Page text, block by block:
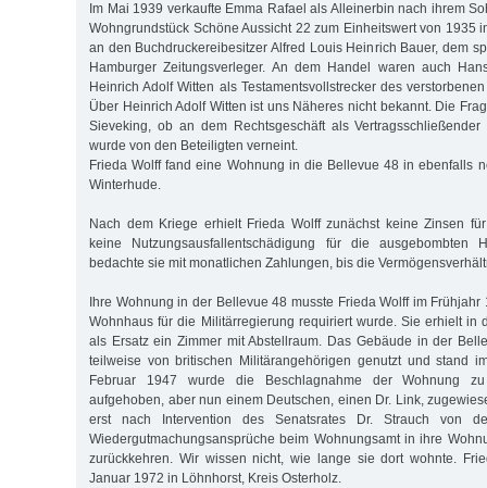
Im Mai 1939 verkaufte Emma Rafael als Alleinerbin nach ihrem
Wohngrundstück Schöne Aussicht 22 zum Einheitswert von 1935
an den Buchdruckereibesitzer Alfred Louis Heinrich Bauer, dem
Hamburger Zeitungsverleger. An dem Handel waren auch
Heinrich Adolf Witten als Testamentsvollstrecker des
Über Heinrich Adolf Witten ist uns Näheres nicht bekannt. Die
Sieveking, ob an dem Rechtsgeschäft als
wurde von den Beteiligten verneint.
Frieda Wolff fand eine Wohnung in die Bellevue 48 in ebenfalls
Winterhude.
Nach dem Kriege erhielt Frieda Wolff zunächst keine Zinsen
keine Nutzungsausfallentschädigung für die ausgebombten
bedachte sie mit monatlichen Zahlungen, bis die
Ihre Wohnung in der Bellevue 48 musste Frieda Wolff im
Wohnhaus für die Militärregierung requiriert wurde. Sie erhielt in
als Ersatz ein Zimmer mit Abstellraum. Das Gebäude in der
teilweise von britischen Militärangehörigen genutzt und stand
Februar 1947 wurde die Beschlagnahme der Wohnung
aufgehoben, aber nun einem Deutschen, einen Dr. Link,
erst nach Intervention des Senatsrates Dr. Strauch von
Wiedergutmachungsansprüche beim Wohnungsamt in ihre
zurückkehren. Wir wissen nicht, wie lange sie dort wohnte.
Januar 1972 in Löhnhorst, Kreis Osterholz.